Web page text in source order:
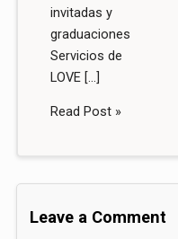
invitadas y
graduaciones
Servicios de
LOVE […]
Read Post »
Leave a Comment